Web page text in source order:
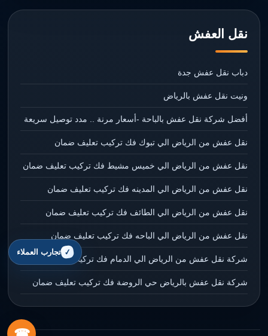
نقل العفش
دباب نقل عفش جدة
ونيت نقل عفش بالرياض
أفضل شركة نقل عفش بالباحة -أسعار مرنة .. مدد توصيل سريعة
نقل عفش من الرياض الي تبوك فك تركيب تعليف ضمان
نقل عفش من الرياض الي خميس مشيط فك تركيب تعليف ضمان
نقل عفش من الرياض الي المدينه فك تركيب تعليف ضمان
نقل عفش من الرياض الي الطائف فك تركيب تعليف ضمان
نقل عفش من الرياض الي الباحه فك تركيب تعليف ضمان
شركة نقل عفش من الرياض الي الدمام فك تركيب تعليف ضمان
شركة نقل عفش بالرياض حي الروضة فك تركيب تعليف ضمان
تجارب العملاء